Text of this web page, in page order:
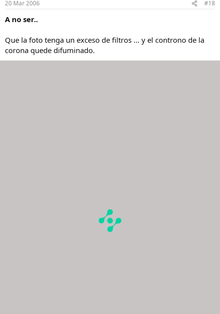
20 Mar 2006 #18
A no ser..
Que la foto tenga un exceso de filtros ... y el controno de la
corona quede difuminado.